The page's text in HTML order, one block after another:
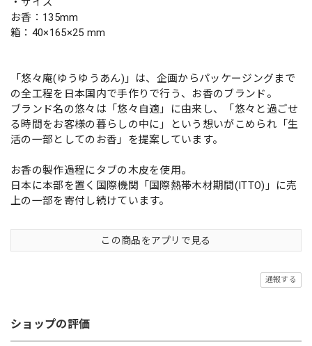
お香：135mm
箱：40×165×25 mm
「悠々庵(ゆうゆうあん)」は、企画からパッケージングまで
の全工程を日本国内で手作りで行う、お香のブランド。
ブランド名の悠々は「悠々自適」に由来し、「悠々と過ごせ
る時間をお客様の暮らしの中に」という想いがこめられ「生
活の一部としてのお香」を提案しています。
お香の製作過程にタブの木皮を使用。
日本に本部を置く国際機関「国際熱帯木材期間(ITTO)」に売
上の一部を寄付し続けています。
この商品をアプリで見る
通報する
ショップの評価